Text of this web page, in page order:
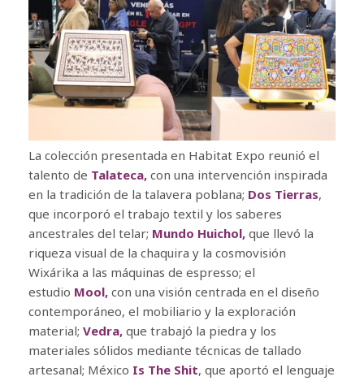
La colección presentada en Habitat Expo reunió el
talento de Talateca, con una intervención inspirada
en la tradición de la talavera poblana; Dos Tierras,
que incorporó el trabajo textil y los saberes
ancestrales del telar; Mundo Huichol, que llevó la
riqueza visual de la chaquira y la cosmovisión
Wixárika a las máquinas de espresso; el
estudio Mool, con una visión centrada en el diseño
contemporáneo, el mobiliario y la exploración
material; Vedra, que trabajó la piedra y los
materiales sólidos mediante técnicas de tallado
artesanal; México Is The Shit, que aportó el lenguaje